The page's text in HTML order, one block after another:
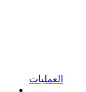
العمليات